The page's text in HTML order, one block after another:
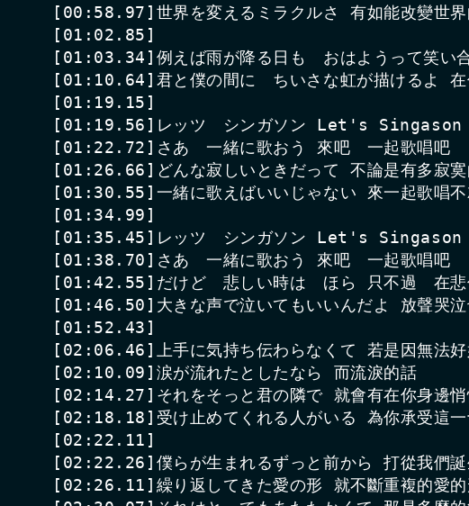
[00:58.97]世界を変えるミラクルさ 有如能改變世界
[01:02.85]
[01:03.34]例えば雨が降る日も　おはようって笑い
[01:10.64]君と僕の間に　ちいさな虹が描けるよ 在
[01:19.15]
[01:19.56]レッツ　シンガソン Let's Singason
[01:22.72]さあ　一緒に歌おう 來吧　一起歌唱吧
[01:26.66]どんな寂しいときだって 不論是有多寂寞
[01:30.55]一緒に歌えばいいじゃない 來一起歌唱不
[01:34.99]
[01:35.45]レッツ　シンガソン Let's Singason
[01:38.70]さあ　一緒に歌おう 來吧　一起歌唱吧
[01:42.55]だけど　悲しい時は　ほら 只不過　在悲
[01:46.50]大きな声で泣いてもいいんだよ 放聲哭泣
[01:52.43]
[02:06.46]上手に気持ち伝わらなくて 若是因無法
[02:10.09]涙が流れたとしたなら 而流淚的話
[02:14.27]それをそっと君の隣で 就會有在你身邊
[02:18.18]受け止めてくれる人がいる 為你承受這一
[02:22.11]
[02:22.26]僕らが生まれるずっと前から 打從我們
[02:26.11]繰り返してきた愛の形 就不斷重複的愛的